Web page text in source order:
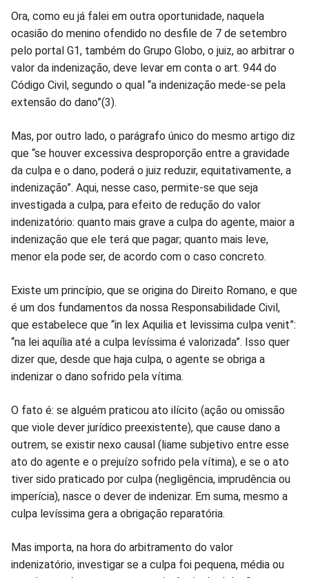
Ora, como eu já falei em outra oportunidade, naquela
ocasião do menino ofendido no desfile de 7 de setembro
pelo portal G1, também do Grupo Globo, o juiz, ao arbitrar o
valor da indenização, deve levar em conta o art. 944 do
Código Civil, segundo o qual “a indenização mede-se pela
extensão do dano”(3).
Mas, por outro lado, o parágrafo único do mesmo artigo diz
que “se houver excessiva desproporção entre a gravidade
da culpa e o dano, poderá o juiz reduzir, equitativamente, a
indenização”. Aqui, nesse caso, permite-se que seja
investigada a culpa, para efeito de redução do valor
indenizatório: quanto mais grave a culpa do agente, maior a
indenização que ele terá que pagar; quanto mais leve,
menor ela pode ser, de acordo com o caso concreto.
Existe um princípio, que se origina do Direito Romano, e que
é um dos fundamentos da nossa Responsabilidade Civil,
que estabelece que “in lex Aquilia et levissima culpa venit”:
“na lei aquília até a culpa levíssima é valorizada”. Isso quer
dizer que, desde que haja culpa, o agente se obriga a
indenizar o dano sofrido pela vítima.
O fato é: se alguém praticou ato ilícito (ação ou omissão
que viole dever jurídico preexistente), que cause dano a
outrem, se existir nexo causal (liame subjetivo entre esse
ato do agente e o prejuízo sofrido pela vítima), e se o ato
tiver sido praticado por culpa (negligência, imprudência ou
imperícia), nasce o dever de indenizar. Em suma, mesmo a
culpa levíssima gera a obrigação reparatória.
Mas importa, na hora do arbitramento do valor
indenizatório, investigar se a culpa foi pequena, média ou